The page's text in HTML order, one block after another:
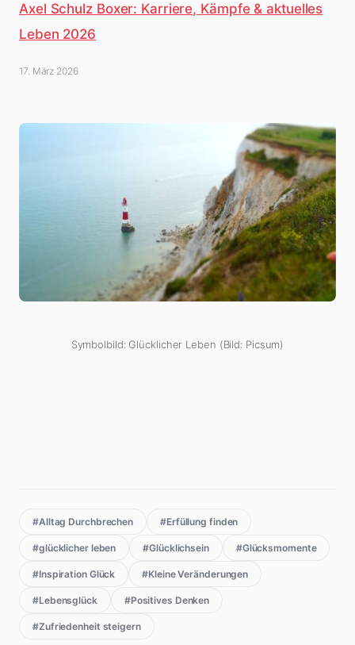
Axel Schulz Boxer: Karriere, Kämpfe & aktuelles
Leben 2026
17. März 2026
Symbolbild: Glücklicher Leben (Bild: Picsum)
#Alltag Durchbrechen #Erfüllung finden
#glücklicher leben #Glücklichsein #Glücksmomente
#Inspiration Glück #Kleine Veränderungen
#Lebensglück #Positives Denken
#Zufriedenheit steigern